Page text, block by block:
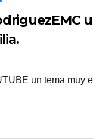
un tema muy